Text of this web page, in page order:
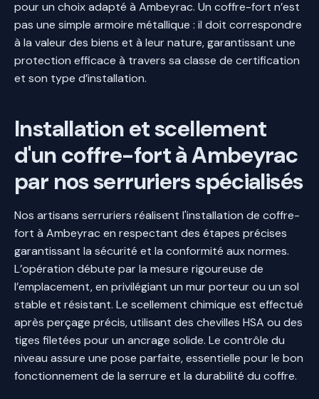
pour un choix adapté à Ambeyrac. Un coffre-fort n’est
pas une simple armoire métallique : il doit correspondre
à la valeur des biens et à leur nature, garantissant une
protection efficace à travers sa classe de certification
et son type d’installation.
Installation et scellement
d'un coffre-fort à Ambeyrac
par nos serruriers spécialisés
Nos artisans serruriers réalisent l'installation de coffre-
fort à Ambeyrac en respectant des étapes précises
garantissant la sécurité et la conformité aux normes.
L’opération débute par la mesure rigoureuse de
l’emplacement, en privilégiant un mur porteur ou un sol
stable et résistant. Le scellement chimique est effectué
après perçage précis, utilisant des chevilles HSA ou des
tiges filetées pour un ancrage solide. Le contrôle du
niveau assure une pose parfaite, essentielle pour le bon
fonctionnement de la serrure et la durabilité du coffre.